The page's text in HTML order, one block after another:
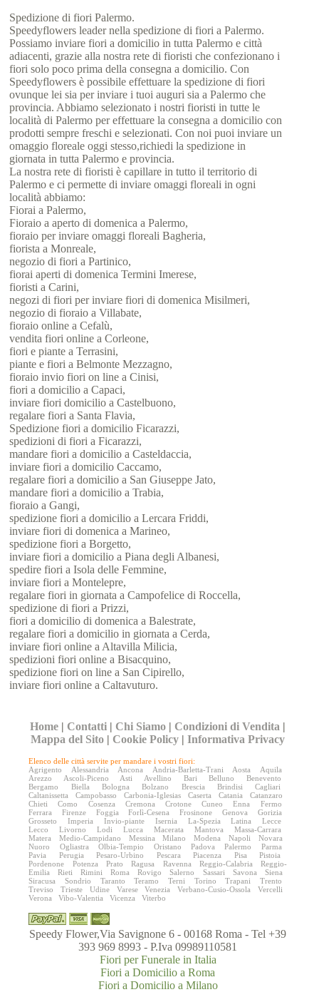
Spedizione di fiori Palermo.
Speedyflowers leader nella spedizione di fiori a Palermo.
Possiamo inviare fiori a domicilio in tutta Palermo e città
adiacenti, grazie alla nostra rete di fioristi che confezionano i
fiori solo poco prima della consegna a domicilio. Con
Speedyflowers è possibile effettuare la spedizione di fiori
ovunque lei sia per inviare i tuoi auguri sia a Palermo che
provincia. Abbiamo selezionato i nostri fioristi in tutte le
località di Palermo per effettuare la consegna a domicilio con
prodotti sempre freschi e selezionati. Con noi puoi inviare un
omaggio floreale oggi stesso,richiedi la spedizione in
giornata in tutta Palermo e provincia.
La nostra rete di fioristi è capillare in tutto il territorio di
Palermo e ci permette di inviare omaggi floreali in ogni
località abbiamo:
Fiorai a Palermo,
Fioraio a aperto di domenica a Palermo,
fioraio per inviare omaggi floreali Bagheria,
fiorista a Monreale,
negozio di fiori a Partinico,
fiorai aperti di domenica Termini Imerese,
fioristi a Carini,
negozi di fiori per inviare fiori di domenica Misilmeri,
negozio di fioraio a Villabate,
fioraio online a Cefalù,
vendita fiori online a Corleone,
fiori e piante a Terrasini,
piante e fiori a Belmonte Mezzagno,
fioraio invio fiori on line a Cinisi,
fiori a domicilio a Capaci,
inviare fiori domicilio a Castelbuono,
regalare fiori a Santa Flavia,
Spedizione fiori a domicilio Ficarazzi,
spedizioni di fiori a Ficarazzi,
mandare fiori a domicilio a Casteldaccia,
inviare fiori a domicilio Caccamo,
regalare fiori a domicilio a San Giuseppe Jato,
mandare fiori a domicilio a Trabia,
fioraio a Gangi,
spedizione fiori a domicilio a Lercara Friddi,
inviare fiori di domenica a Marineo,
spedizione fiori a Borgetto,
inviare fiori a domicilio a Piana degli Albanesi,
spedire fiori a Isola delle Femmine,
inviare fiori a Montelepre,
regalare fiori in giornata a Campofelice di Roccella,
spedizione di fiori a Prizzi,
fiori a domicilio di domenica a Balestrate,
regalare fiori a domicilio in giornata a Cerda,
inviare fiori online a Altavilla Milicia,
spedizioni fiori online a Bisacquino,
spedizione fiori on line a San Cipirello,
inviare fiori online a Caltavuturo.
Home | Contatti | Chi Siamo | Condizioni di Vendita |
Mappa del Sito | Cookie Policy |Informativa Privacy
Elenco delle città servite per mandare i vostri fiori:
Agrigento
Alessandria Ancona Andria-Barletta-Trani Aosta
Aquila
Arezzo
Ascoli-Piceno Asti Avellino Bari Belluno
Benevento
Bergamo
Biella Bologna Bolzano Brescia Brindisi
Cagliari
Caltanissetta
Campobasso Carbonia-Iglesias Caserta Catania
Catanzaro
Chieti
Como Cosenza Cremona Crotone Cuneo Enna
Fermo
Ferrara
Firenze Foggia Forlì-Cesena Frosinone Genova
Gorizia
Grosseto
Imperia Invio-piante Isernia La-Spezia Latina
Lecce
Lecco
Livorno Lodi Lucca Macerata Mantova
Massa-Carrara
Matera
Medio-Campidano Messina Milano Modena Napoli
Novara
Nuoro
Ogliastra Olbia-Tempio Oristano Padova Palermo
Parma
Pavia
Perugia Pesaro-Urbino Pescara Piacenza Pisa
Pistoia
Pordenone
Potenza Prato Ragusa Ravenna Reggio-Calabria
Reggio-
Emilia
Rieti Rimini Roma Rovigo Salerno Sassari Savona
Siena
Siracusa
Sondrio Taranto Teramo Terni Torino Trapani
Trento
Treviso
Trieste Udine Varese Venezia Verbano-Cusio-Ossola
Vercelli
Verona
Vibo-Valentia Vicenza Viterbo
Speedy Flower,Via Savignone 6 - 00168 Roma - Tel +39
393 969 8993 - P.Iva 09989110581
Fiori per Funerale in Italia
Fiori a Domicilio a Roma
Fiori a Domicilio a Milano